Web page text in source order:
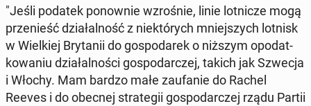
"Jeśli podatek po­now­nie wzro­śnie, linie lot­ni­cze mogą
prze­nieść dzia­łal­ność z nie­któ­rych mniej­szych lotnisk
w Wiel­kiej Bry­ta­nii do go­spo­da­rek o niższym opo­dat­
ko­wa­niu dzia­łal­no­ści go­spo­dar­czej, takich jak Szwecja
i Włochy. Mam bardzo małe za­ufa­nie do Rachel
Reeves i do obecnej stra­te­gii go­spo­dar­czej rządu Partii